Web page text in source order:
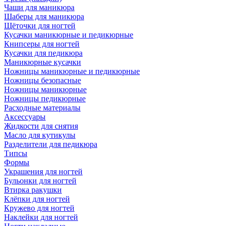
Чаши для маникюра
Шаберы для маникюра
Щёточки для ногтей
Кусачки маникюрные и педикюрные
Книпсеры для ногтей
Кусачки для педикюра
Маникюрные кусачки
Ножницы маникюрные и педикюрные
Ножницы безопасные
Ножницы маникюрные
Ножницы педикюрные
Расходные материалы
Аксессуары
Жидкости для снятия
Масло для кутикулы
Разделители для педикюра
Типсы
Формы
Украшения для ногтей
Бульонки для ногтей
Втирка ракушки
Клёпки для ногтей
Кружево для ногтей
Наклейки для ногтей